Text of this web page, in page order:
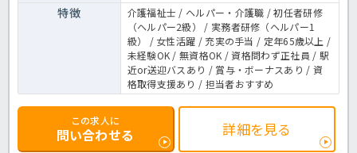
特徴
介護福祉士 / ヘルパー・介護職 / 初任者研修
（ヘルパー2級） / 実務者研修（ヘルパー1
級） / 女性活躍 / 充実の手当 / 定年65歳以上 /
未経験OK / 無資格OK / 資格問わず正社員 / 駅
近or送迎バスあり / 賞与・ボーナスあり / 資
格取得支援あり / 担当者おすすめ
この求人に
問い合わせる 詳細を見る